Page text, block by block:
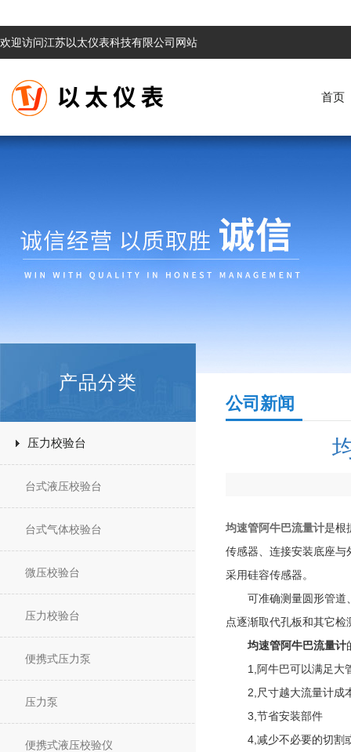
欢迎访问江苏以太仪表科技有限公司网站
首页
产品分类
压力校验台
台式液压校验台
台式气体校验台
微压校验台
压力校验台
便携式压力泵
压力泵
便携式液压校验仪
公司新闻
均速管阿牛巴流量计是根
传感器、连接安装底座
采用硅容传感器。
可准确测量圆形管道、
点逐渐取代孔板和其它
均速管阿牛巴流量计
1,阿牛巴可以满足大
2,尺寸越大流量计成
3,节省安装部件
4,减少不必要的切割